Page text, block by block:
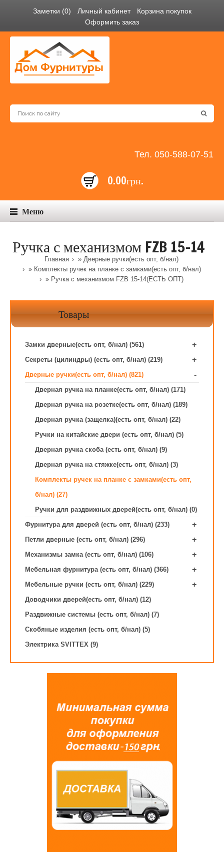
Заметки (0) Личный кабинет
Корзина покупок
Оформить заказ
Тел. 050-588-07-51
0.00грн.
Меню
Ручка с механизмом FZB 15-14
Главная » Дверные ручки(есть опт, б/нал)
» Комплекты ручек на планке с замками(есть опт, б/нал)
» Ручка с механизмом FZB 15-14(ЕСТЬ ОПТ)
Товары
Замки дверные(есть опт, б/нал) (561) +
Секреты (цилиндры) (есть опт, б/нал) (219) +
Дверные ручки(есть опт, б/нал) (821) -
Дверная ручка на планке(есть опт, б/нал) (171)
Дверная ручка на розетке(есть опт, б/нал) (189)
Дверная ручка (защелка)(есть опт, б/нал) (22)
Ручки на китайские двери (есть опт, б/нал) (5)
Дверная ручка скоба (есть опт, б/нал) (9)
Дверная ручка на стяжке(есть опт, б/нал) (3)
Комплекты ручек на планке с замками(есть опт,
б/нал) (27)
Ручки для раздвижных дверей(есть опт, б/нал) (0)
Фурнитура для дверей (есть опт, б/нал) (233)
+
Петли дверные (есть опт, б/нал) (296) +
Механизмы замка (есть опт, б/нал) (106) +
Мебельная фурнитура (есть опт, б/нал) (366) +
Мебельные ручки (есть опт, б/нал) (229) +
Доводчики дверей(есть опт, б/нал) (12)
Раздвижные системы (есть опт, б/нал) (7)
Скобяные изделия (есть опт, б/нал) (5)
Электрика SVITTEX (9)